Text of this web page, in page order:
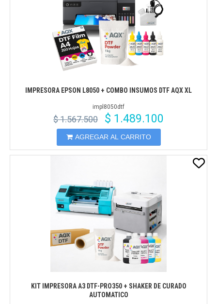
IMPRESORA EPSON L8050 + COMBO INSUMOS DTF AQX XL
impl8050dtf
$ 1.567.500 $ 1.489.100
AGREGAR AL CARRITO
KIT IMPRESORA A3 DTF-PRO350 + SHAKER DE CURADO
AUTOMATICO